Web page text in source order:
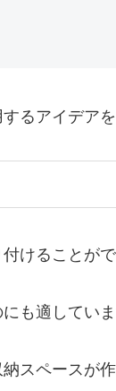
るアイデアを
けることがで
も適していま
スペースが作